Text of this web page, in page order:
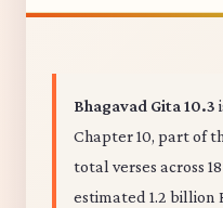
Bhagavad Gita 10.3
Chapter 10, part of
total verses across
estimated 1.2 billion